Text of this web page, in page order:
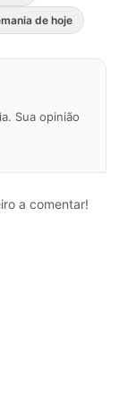
de hoje
Sua opinião
a comentar!